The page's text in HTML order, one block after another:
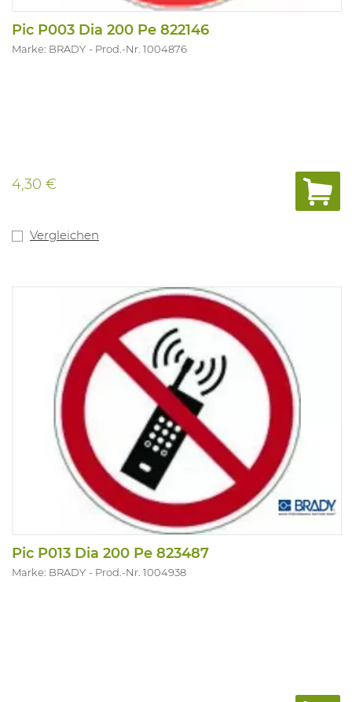
Pic P003 Dia 200 Pe 822146
Marke: BRADY Prod.-Nr. 1004876
4,30 €
Vergleichen
Pic P013 Dia 200 Pe 823487
Marke: BRADY Prod.-Nr. 1004938